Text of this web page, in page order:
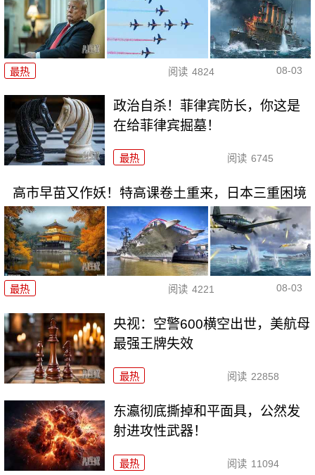
最热 阅读 4824 08-03
政治自杀！菲律宾防长，你这是
在给菲律宾掘墓！
最热 阅读 6745
高市早苗又作妖！特高课卷土重来，日本三重困境
最热 阅读 4221 08-03
央视：空警600横空出世，美航母
最强王牌失效
最热 阅读 22858
东瀛彻底撕掉和平面具，公然发
射进攻性武器！
最热 阅读 11094